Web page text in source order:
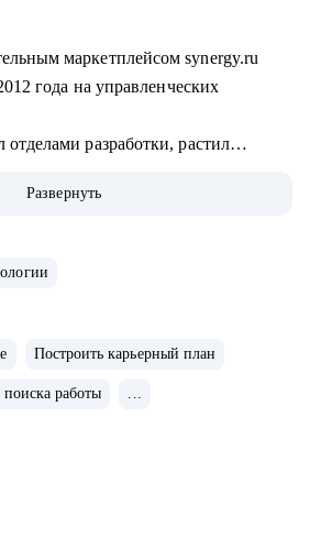
маркетплейсом synergy.ru
года на управленческих
отделами разработки, растил
от идеи до масштабирования.
в команды: провел более 600
большое количество резюме.
управление» для МИТУ
резюме
Развернуть
Построить карьерный план
поиска работы ...